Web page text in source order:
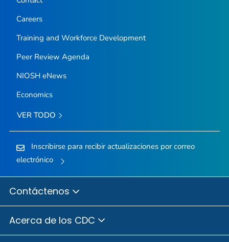
Careers
Training and Workforce Development
Peer Review Agenda
NIOSH eNews
Economics
VER TODO
Inscribirse para recibir actualizaciones por correo
electrónico
Contáctenos
Acerca de los CDC